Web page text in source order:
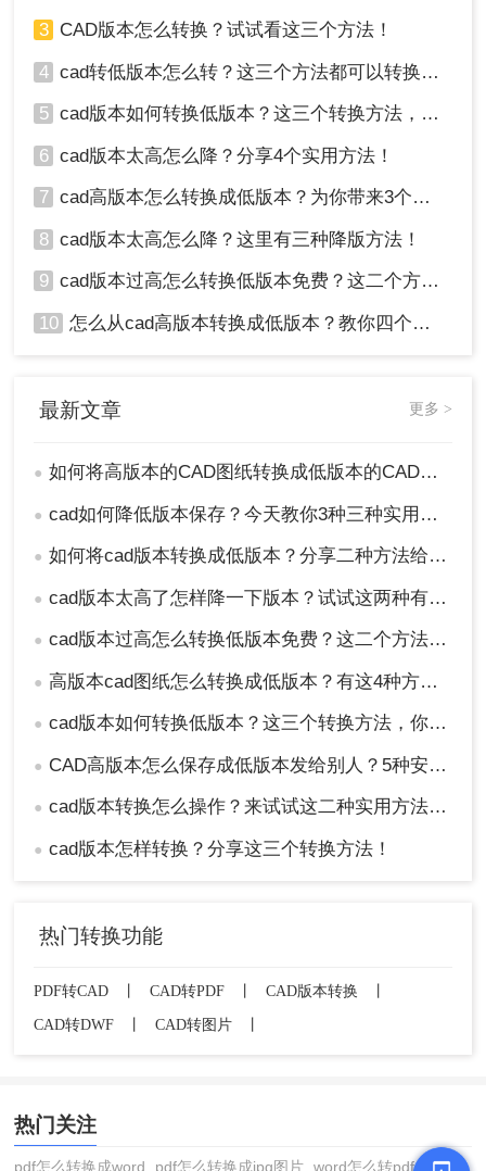
3 CAD版本怎么转换？试试看这三个方法！
4 cad转低版本怎么转？这三个方法都可以转换版本！
5 cad版本如何转换低版本？这三个转换方法，你一定要学会！
6 cad版本太高怎么降？分享4个实用方法！
7 cad高版本怎么转换成低版本？为你带来3个好用的方法！
8 cad版本太高怎么降？这里有三种降版方法！
9 cad版本过高怎么转换低版本免费？这二个方法了解一下！
10 怎么从cad高版本转换成低版本？教你四个小妙招轻松搞定！
最新文章 更多 >
● 如何将高版本的CAD图纸转换成低版本的CAD图纸？3种实用方法对比！
● cad如何降低版本保存？今天教你3种三种实用方法对比！
● 如何将cad版本转换成低版本？分享二种方法给你！3秒实现~！
● cad版本太高了怎样降一下版本？试试这两种有效的方法！
● cad版本过高怎么转换低版本免费？这二个方法了解一下！
● 高版本cad图纸怎么转换成低版本？有这4种方法可以快速转换！
● cad版本如何转换低版本？这三个转换方法，你一定要学会！
● CAD高版本怎么保存成低版本发给别人？5种安全有效方法实测！
● cad版本转换怎么操作？来试试这二种实用方法吧！
● cad版本怎样转换？分享这三个转换方法！
热门转换功能
PDF转CAD CAD转PDF CAD版本转换
CAD转DWF
CAD转图片
热门关注
pdf怎么转换成word pdf怎么转换成jpg图片 word怎么转pdf